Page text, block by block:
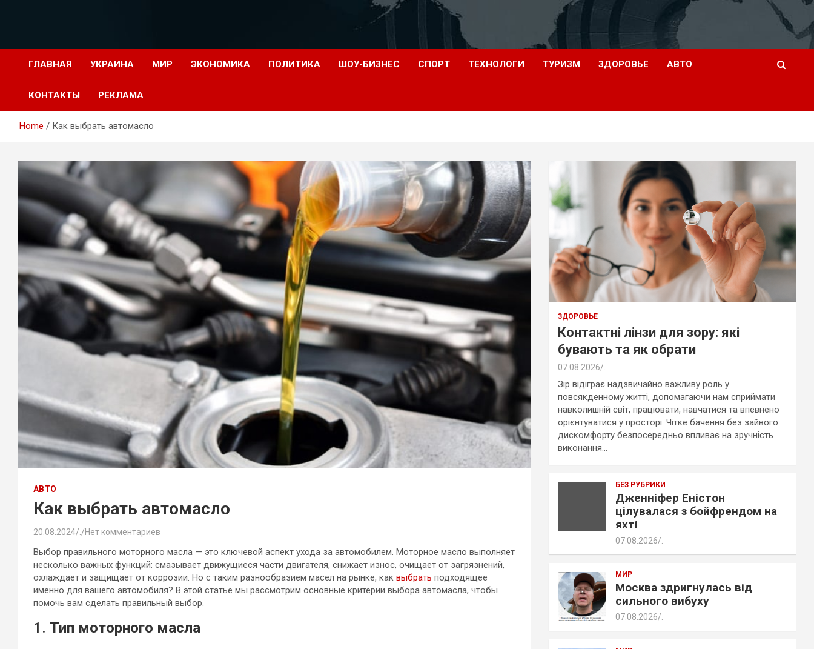
ГЛАВНАЯ УКРАИНА МИР ЭКОНОМИКА ПОЛИТИКА ШОУ-БИЗНЕС СПОРТ ТЕХНОЛОГИ ТУРИЗМ ЗДОРОВЬЕ АВТО
КОНТАКТЫ РЕКЛАМА
Home Как выбрать автомасло
АВТО
Как выбрать автомасло
20.08.2024 Нет комментариев
Выбор правильного моторного масла — это ключевой аспект ухода за автомобилем. Моторное масло выполняет
несколько важных функций: смазывает движущиеся части двигателя, снижает износ, очищает от загрязнений,
охлаждает и защищает от коррозии. Но с таким разнообразием масел на рынке, как выбрать подходящее
именно для вашего автомобиля? В этой статье мы рассмотрим основные критерии выбора автомасла, чтобы
помочь вам сделать правильный выбор.
1. Тип моторного масла
ЗДОРОВЬЕ
Контактні лінзи для зору: які
бувають та як обрати
07.08.2026
Зір відіграє надзвичайно важливу роль у
повсякденному житті, допомагаючи нам сприймати
навколишній світ, працювати, навчатися та впевнено
орієнтуватися у просторі. Чітке бачення без зайвого
дискомфорту безпосередньо впливає на зручність
виконання…
БЕЗ РУБРИКИ
Дженніфер Еністон
цілувалася з бойфрендом на
яхті
07.08.2026
МИР
Москва здригнулась від
сильного вибуху
07.08.2026